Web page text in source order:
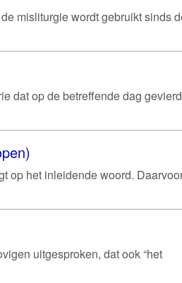
misliturgie wordt gebruikt sinds
dat op de betreffende dag gevierd
op het inleidende woord.
uitgesproken, dat ook “het